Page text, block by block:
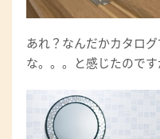
あれ？なんだかカタロ
な。。。と感じたのです